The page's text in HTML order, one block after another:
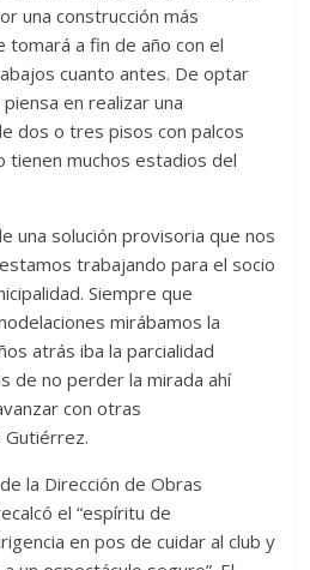
una construcción más
tomará a fin de año con el
cuanto antes. De optar
en realizar una
dos o tres pisos con palcos
tienen muchos estadios del
una solución provisoria que nos
trabajando para el socio
Siempre que
mirábamos la
atrás iba la parcialidad
de no perder la mirada ahí
con otras
Gutiérrez.
la Dirección de Obras
el “espíritu de
en pos de cuidar al club y